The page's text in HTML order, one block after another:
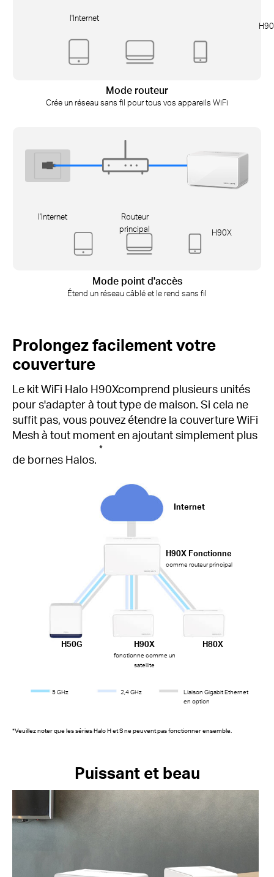
l'Internet
Mode routeur
Crée un réseau sans fil pour tous vos appareils WiFi
l'Internet
Routeur
principal
H90X
Mode point d'accès
Étend un réseau câblé et le rend sans fil
Prolongez facilement votre
couverture
Le kit WiFi Halo H90Xcomprend plusieurs unités
pour s'adapter à tout type de maison. Si cela ne
suffit pas, vous pouvez étendre la couverture WiFi
Mesh à tout moment en ajoutant simplement plus
de bornes Halos.
*
Internet
H90X Fonctionne
comme routeur principal
H90X
fonctionne comme un
satellite
H80X
H50G
5 GHz 2,4 GHz
Liaison Gigabit Ethernet
en option
*Veuillez noter que les séries Halo H et S ne peuvent pas fonctionner ensemble.
Puissant et beau